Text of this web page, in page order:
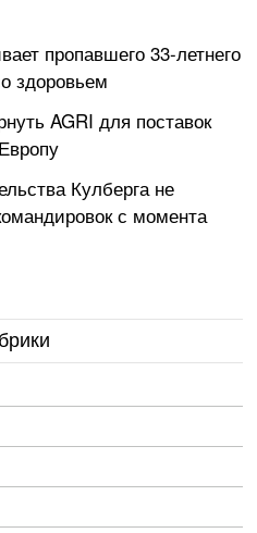
пропавшего 33-летнего
здоровьем
AGRI для поставок
Кулберга не
с момента